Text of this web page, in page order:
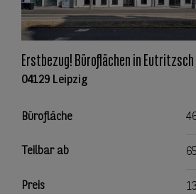
Erstbezug! Büroflächen in Eutritzsch
04129 Leipzig
Bürofläche
Teilbar ab
Preis